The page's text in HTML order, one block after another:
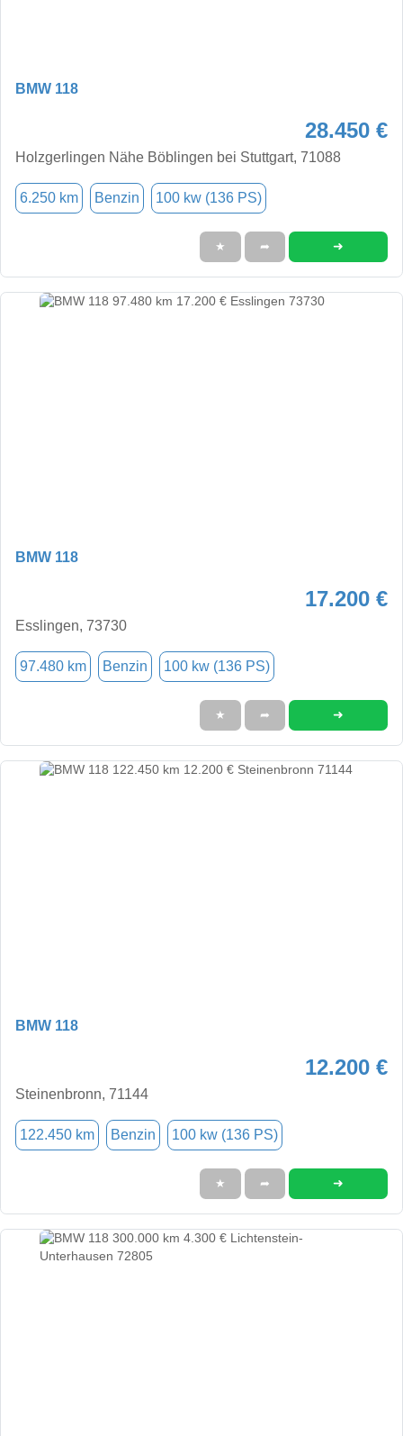
BMW 118
28.450 €
Holzgerlingen Nähe Böblingen bei Stuttgart, 71088
6.250 km Benzin 100 kw (136 PS)
★ ➦ ➜
BMW 118
17.200 €
Esslingen, 73730
97.480 km Benzin 100 kw (136 PS)
★ ➦ ➜
BMW 118
12.200 €
Steinenbronn, 71144
122.450 km Benzin 100 kw (136 PS)
★ ➦ ➜